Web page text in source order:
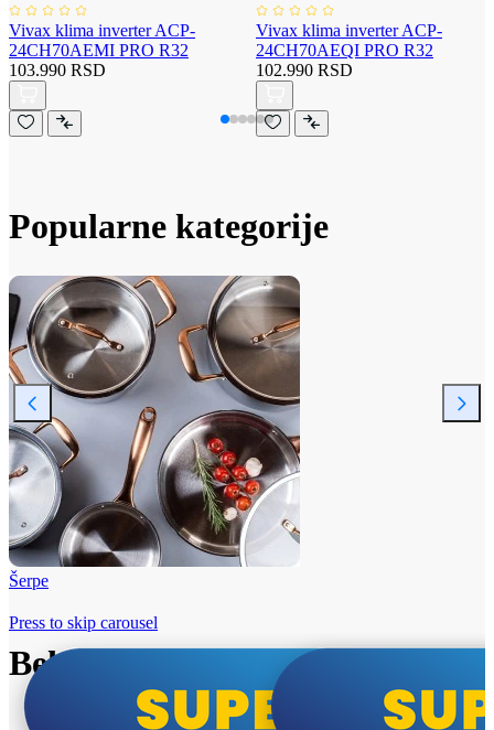
Vivax klima inverter ACP-
24CH70AEMI PRO R32
103.990 RSD
Vivax klima inverter ACP-
24CH70AEQI PRO R32
102.990 RSD
Popularne kategorije
Šerpe
Beko i Tesla super cene
Press to skip carousel